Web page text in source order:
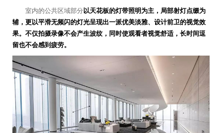
室内的公共区域部分 以天花板的灯带照明为主，局部射灯点缀为
辅，更以平滑无频闪的灯光呈现出一派优美淡雅、设计前卫的视觉效
果。不仅拍摄录像不会产生波纹，同时使观看者视觉舒适，长时间逗
留也不会感到疲劳。